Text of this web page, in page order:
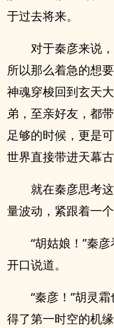
于过去将来。
对于秦彦来说
所以那么着急的想
神魂穿梭回到玄天
弟，至亲好友，都
足够的时候，更是
世界直接带进天幕古
就在秦彦思考
量波动，紧跟着一
“胡姑娘！”秦
开口说道。
“秦彦！”胡灵
得了第一时空的机